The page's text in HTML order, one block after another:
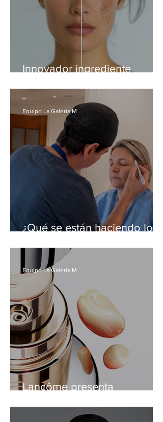
Innovador ingrediente
cuidado del colágeno en la
piel
¿Qué se están haciendo los
estéticas que lideran las
preferencias
Equipo La Galería M
Lancôme presenta
presenta su basados en la
Equipo La Galería M